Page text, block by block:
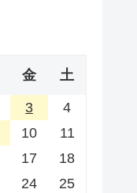
金 土
3
4
10
11
17
18
24
25